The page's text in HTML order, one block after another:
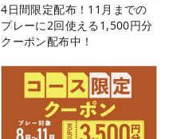
4日間限定配布！11月までの
プレーに2回使える1,500円分
クーポン配布中！